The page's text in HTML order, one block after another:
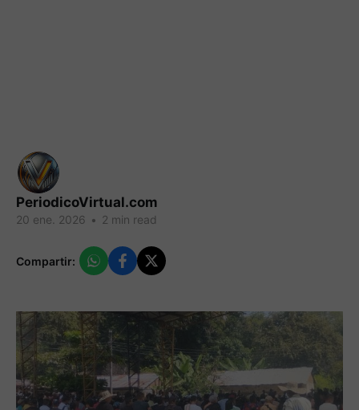
PeriodicoVirtual.com
20 ene. 2026 • 2 min read
Compartir: